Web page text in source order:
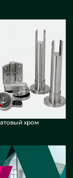
хром